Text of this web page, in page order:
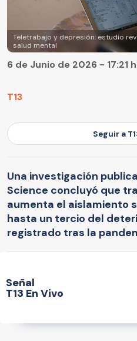
Teletrabajo y depresión: estudio
salud mental
T13
6 de Junio de 2026 - 17:21
Seguir a
Una investigación
Science concluyó que
aumenta el aislamiento
hasta un tercio del
registrado tras la
Señal
T13 En Vivo